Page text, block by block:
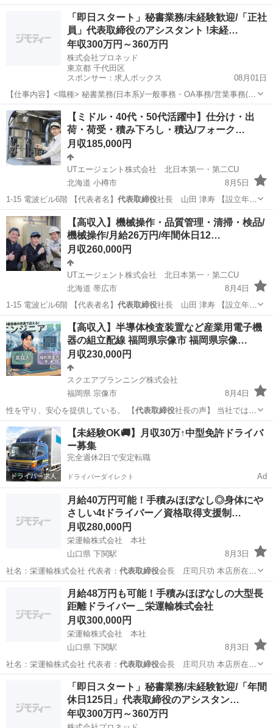
モノづくりのプ…
その他 最新
「即日スタート」秘書業務/未経験歓迎/「正社
員」代表取締役のアシスタント !未経…
年収300万円～360万円
株式会社プロネッド
東京都 千代田区
スポンサー：求人ボックス
08月01日
【仕事内容】<職種> 秘書業務(日本系)/一般事務・OA事務/営業事務(受
発注以外) <仕事内容> <正社員>代表取締役のアシスタント(秘書)業務
・クライアント関連のサポート業務(電話・メール対応)・セミナー開催
に伴う業務(セミ...
正社員
【ミドル・40代・50代活躍中】仕分け・出
荷・荷受・積み下ろし・積込/フォーク…
月収185,000円
UTエージェント株式会社 北日本第一・第二CU
北海道 小樽市
8月5日
1-15 電波ビル6階 【代表者名】 代表取締役社長 山田 津寿 【設立年
月】199…
北海道 小樽市 工場 フォークリフト
【高収入】機械操作・品質管理・清掃・検品/
機械操作/月給26万円/年間休日12…
月収260,000円
UTエージェント株式会社 北日本第一・第二CU
北海道 帯広市
8月4日
1-15 電波ビル6階 【代表者名】 代表取締役社長 山田 津寿 【設立年
月】199…
北海道 帯広市 その他 未経験
【高収入】半導体検査装置など産業用電子機
器の組立配線 福岡県宗像市 福岡県宗像…
月収230,000円
スクエアプランニング株式会社
福岡県 宗像市
8月4日
性を守り、安心を提供している。 【代表取締役社長の声】 当社では、
モノづくりのプ…
福岡 宗像市 その他 業務
【未経験OK🚚】月収30万↑中型免許ドライバ
ー募集
完全週休2日で安定転職
ドライバーダイレクト Ad
月給40万円可能！手積みほぼなし◎身体にや
さしい4tドライバー／資格取得支援制…
月収280,000円
栄運輸株式会社 本社
山口県 下関駅
8月3日
社名：栄運輸株式会社 代表者： 代表取締役会長 庄司只功 本店所在
地：〒75…
下関駅 物流
月給48万円も可能！手積みほぼなしの大型長
距離ドライバー＿栄運輸株式会社
月収300,000円
栄運輸株式会社 本社
山口県 下関駅
8月3日
社名：栄運輸株式会社 代表者： 代表取締役会長 庄司只功 本店所在
地：〒75…
下関駅 ドライバー
「即日スタート」秘書業務/未経験歓迎/「年間
休日125日」代表取締役のアシスタン…
年収300万円～360万円